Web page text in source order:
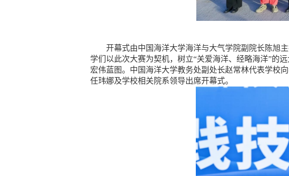
开幕式由中国海洋大学海洋与大气学院副院长陈旭
学们以此次大赛为契机，树立“关爱海洋、经略海洋”的
宏伟蓝图。中国海洋大学教务处副处长赵常林代表学校
任玮娜及学校相关院系领导出席开幕式。